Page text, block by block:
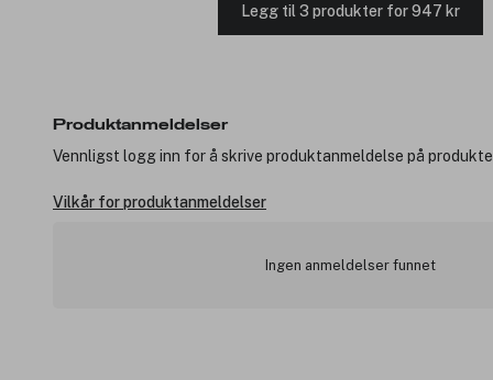
Legg til 3 produkter for 947 kr
Produktanmeldelser
Vennligst logg inn for å skrive produktanmeldelse på
Vilkår for produktanmeldelser
Ingen anmeldelser funnet